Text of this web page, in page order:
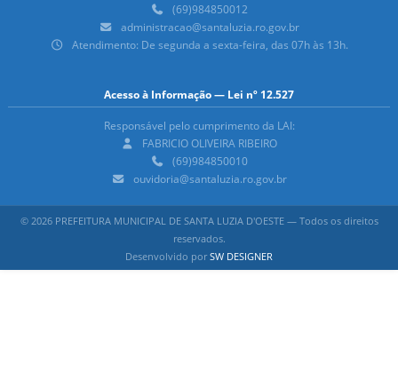
(69)984850012
administracao@santaluzia.ro.gov.br
Atendimento: De segunda a sexta-feira, das 07h às 13h.
Acesso à Informação — Lei nº 12.527
Responsável pelo cumprimento da LAI:
FABRICIO OLIVEIRA RIBEIRO
(69)984850010
ouvidoria@santaluzia.ro.gov.br
© 2026 PREFEITURA MUNICIPAL DE SANTA LUZIA D'OESTE — Todos os direitos
reservados.
Desenvolvido porSW DESIGNER